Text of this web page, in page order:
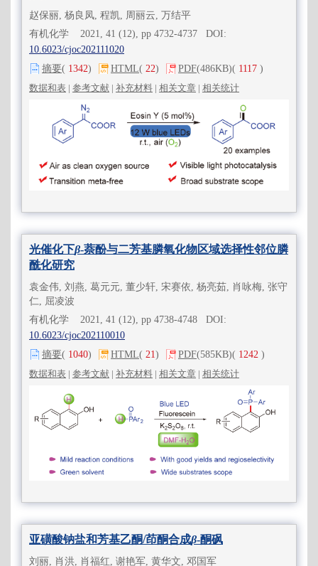
赵保丽, 杨良凤, 程凯, 周丽云, 万结平
有机化学 2021, 41 (12), pp 4732-4737 DOI:
10.6023/cjoc202111020
摘要( 1342) HTML( 22) PDF(486KB)( 1117 )
数据和表 | 参考文献 | 补充材料 | 相关文章 | 相关统计
光催化下β-萘酚与二芳基膦氧化物区域选择性邻位膦
酰化研究
袁金伟, 刘燕, 葛元元, 董少轩, 宋赛依, 杨亮茹, 肖咏梅, 张守
仁, 屈凌波
有机化学 2021, 41 (12), pp 4738-4748 DOI:
10.6023/cjoc202110010
摘要( 1040) HTML( 21 ) PDF(585KB)( 1242 )
数据和表 | 参考文献 | 补充材料 | 相关文章 | 相关统计
亚磺酸钠盐和芳基乙酮/茚酮合成β-酮砜
刘丽, 肖洪, 肖福红, 谢艳军, 黄华文, 邓国军